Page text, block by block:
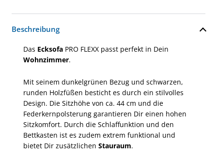
Beschreibung
Das Ecksofa PRO FLEXX passt perfekt in Dein
Wohnzimmer.
Mit seinem dunkelgrünen Bezug und schwarzen,
runden Holzfüßen besticht es durch ein stilvolles
Design. Die Sitzhöhe von ca. 44 cm und die
Federkernpolsterung garantieren Dir einen hohen
Sitzkomfort. Durch die Schlaffunktion und den
Bettkasten ist es zudem extrem funktional und
bietet Dir zusätzlichen Stauraum.